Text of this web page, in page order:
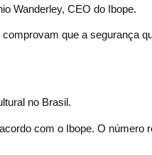
Wanderley, CEO do Ibope.
que a segurança
no Brasil.
com o Ibope. O número